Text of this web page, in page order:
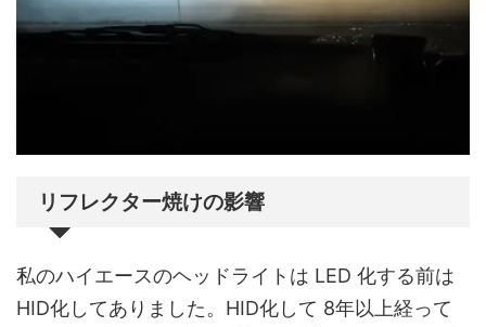
リフレクター焼けの影響
私のハイエースのヘッドライトは LED 化する前は
HID化してありました。HID化して 8年以上経って